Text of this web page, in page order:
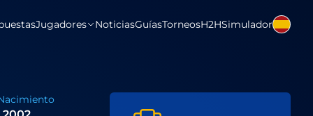
Jugadores NoticiasGuíasTorneosH2HSimulador